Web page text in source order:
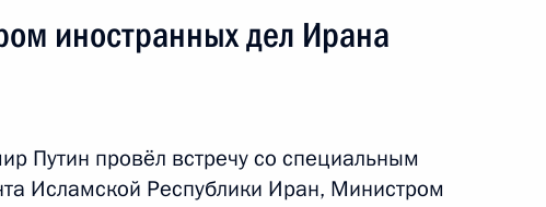
дел Ирана Аббасом Аракчи
Ирана Масудом
иностранных дел Ирана
Путин провёл встречу со специальным
Исламской Республики Иран, Министром